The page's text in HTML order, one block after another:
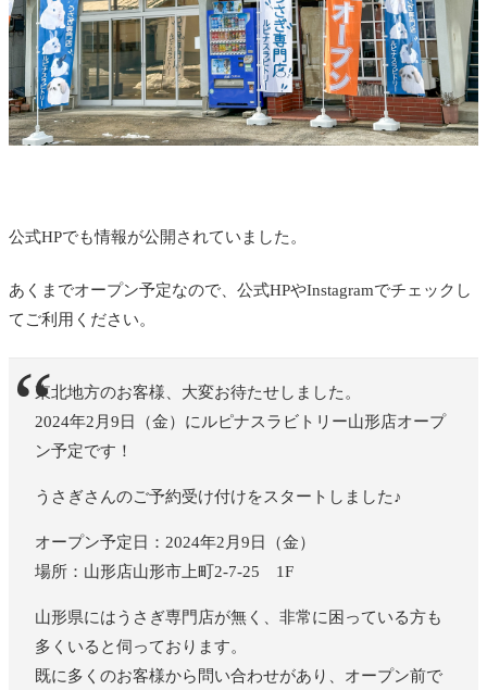
公式HPでも情報が公開されていました。
あくまでオープン予定なので、公式HPやInstagramでチェックし
てご利用ください。
東北地方のお客様、大変お待たせしました。
2024年2月9日（金）にルピナスラビトリー山形店オープ
ン予定です！
うさぎさんのご予約受け付けをスタートしました♪
オープン予定日：2024年2月9日（金）
場所：山形店山形市上町2-7-25 1F
山形県にはうさぎ専門店が無く、非常に困っている方も
多くいると伺っております。
既に多くのお客様から問い合わせがあり、オープン前で